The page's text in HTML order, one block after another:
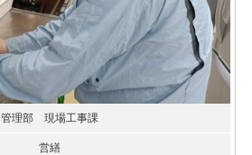
管理部 現場工事課
営繕